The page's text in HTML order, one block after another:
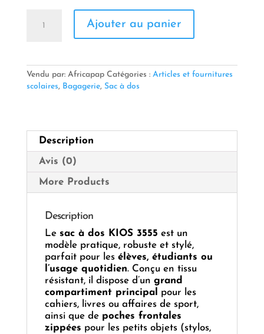
Dos
KIOS
Ajouter au panier
Vendu par: Africapap Catégories : Articles et fournitures
scolaires, Bagagerie, Sac à dos
Description
Avis (0)
More Products
Description
Le sac à dos KIOS 3555 est un
modèle pratique, robuste et stylé,
parfait pour les élèves, étudiants ou
l’usage quotidien. Conçu en tissu
résistant, il dispose d’un grand
compartiment principal pour les
cahiers, livres ou affaires de sport,
ainsi que de poches frontales
zippées pour les petits objets (stylos,